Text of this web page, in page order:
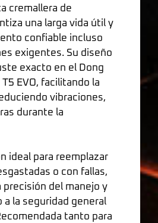
cremallera de
una larga vida útil y
confiable incluso
exigentes. Su diseño
exacto en el Dong
EVO, facilitando la
vibraciones,
durante la
ideal para reemplazar
o con fallas,
precisión del manejo y
la seguridad general
tanto para